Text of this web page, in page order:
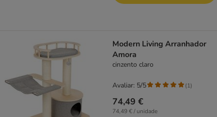
Modern Living Arranhador
Amora
cinzento claro
74,49 €
74,49 € / unidade
Avaliar: 5/5 (1)